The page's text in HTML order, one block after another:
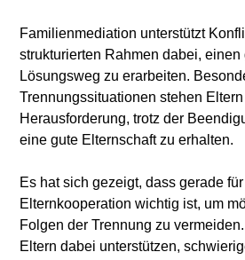
Familienmediation unterstützt
strukturierten Rahmen dabei, einen
Lösungsweg zu erarbeiten.
Trennungssituationen stehen
Herausforderung, trotz der
eine gute Elternschaft zu erhalten.
Es hat sich gezeigt, dass gerade
Elternkooperation wichtig ist, um
Folgen der Trennung zu
Eltern dabei unterstützen,